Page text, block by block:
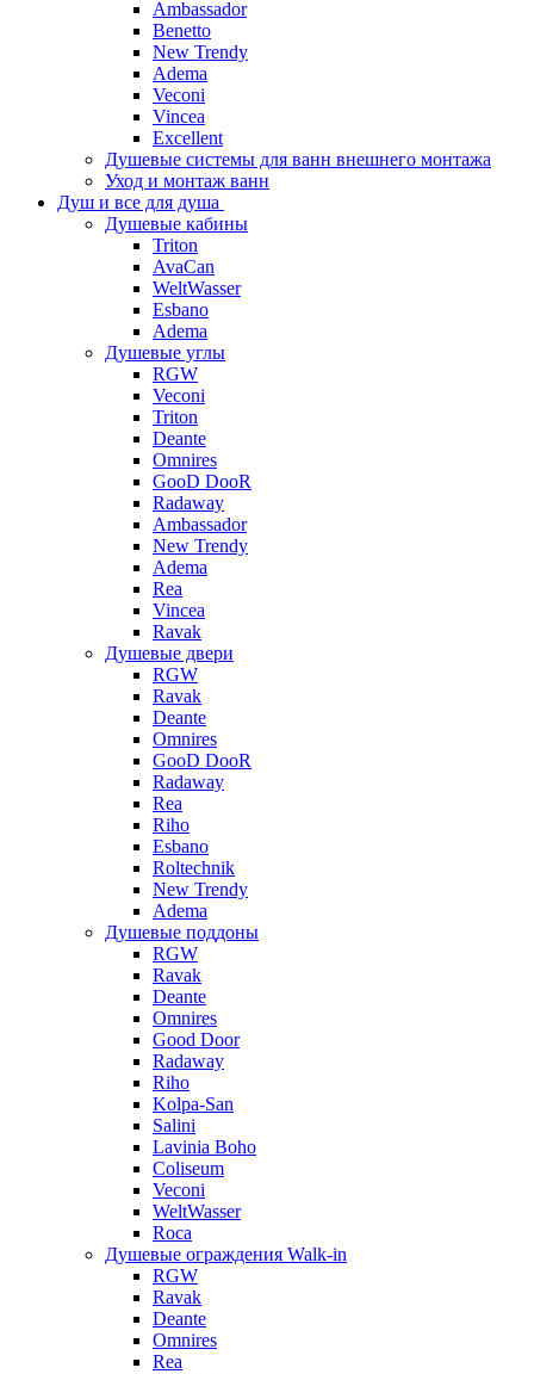
Ambassador
Benetto
New Trendy
Adema
Veconi
Vincea
Excellent
Душевые системы для ванн внешнего монтажа
Уход и монтаж ванн
Душ и все для душа
Душевые кабины
Triton
AvaCan
WeltWasser
Esbano
Adema
Душевые углы
RGW
Veconi
Triton
Deante
Omnires
GooD DooR
Radaway
Ambassador
New Trendy
Adema
Rea
Vincea
Ravak
Душевые двери
RGW
Ravak
Deante
Omnires
GooD DooR
Radaway
Rea
Riho
Esbano
Roltechnik
New Trendy
Adema
Душевые поддоны
RGW
Ravak
Deante
Omnires
Good Door
Radaway
Riho
Kolpa-San
Salini
Lavinia Boho
Coliseum
Veconi
WeltWasser
Roca
Душевые ограждения Walk-in
RGW
Ravak
Deante
Omnires
Rea